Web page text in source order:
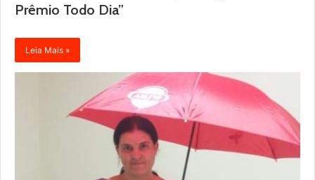
Prêmio Todo Dia”
Leia Mais »